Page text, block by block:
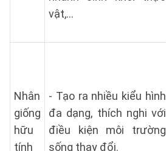
vật,…
Nhân
giống
hữu
tính
- Tạo ra nhiều kiểu hình
đa dạng, thích nghi với
điều kiện môi trường
sống thay đổi.